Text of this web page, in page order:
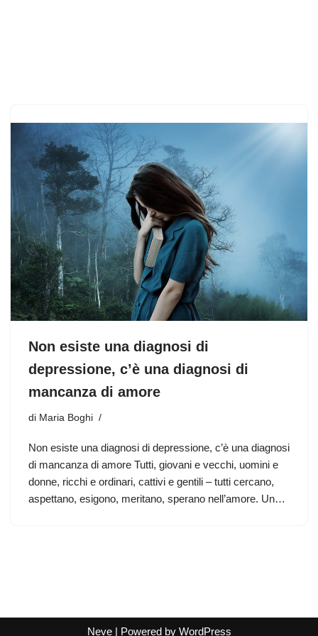
Non esiste una diagnosi di
depressione, c’è una diagnosi di
mancanza di amore
di Maria Boghi
Non esiste una diagnosi di depressione, c’è una diagnosi
di mancanza di amore Tutti, giovani e vecchi, uomini e
donne, ricchi e ordinari, cattivi e gentili – tutti cercano,
aspettano, esigono, meritano, sperano nell’amore. Un…
Neve| Powered by WordPress